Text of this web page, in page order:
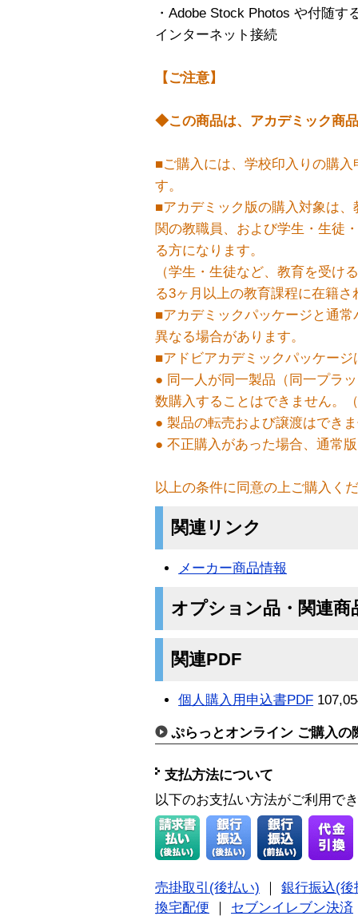
・Adobe Stock Photos や付随
インターネット接続
【ご注意】
◆この商品は、アカデミック商
■ご購入には、学校印入りの購
す。
■アカデミック版の購入対象は
関の教職員、および学生・生徒
る方になります。
（学生・生徒など、教育を受け
る3ヶ月以上の教育課程に在籍
■アカデミックパッケージと通
異なる場合があります。
■アドビアカデミックパッケージ
● 同一人が同一製品（同一プラ
数購入することはできません。
● 製品の転売および譲渡はでき
● 不正購入があった場合、通常
以上の条件に同意の上ご購入く
関連リンク
メーカー商品情報
オプション品・関連商
関連PDF
個人購入用申込書PDF
ぷらっとオンライン ご購入の
支払方法について
以下のお支払い方法がご利用で
売掛取引(後払い)
銀行振込(後
換宅配便
セブンイレブン決済